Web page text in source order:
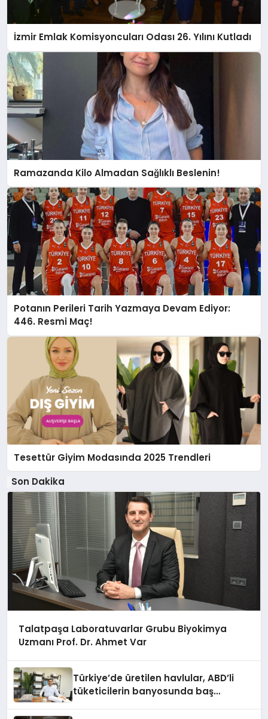
İzmir Emlak Komisyoncuları Odası 26. Yılını Kutladı
Ramazanda Kilo Almadan Sağlıklı Beslenin!
Potanın Perileri Tarih Yazmaya Devam Ediyor:
446. Resmi Maç!
Tesettür Giyim Modasında 2025 Trendleri
Son Dakika
Talatpaşa Laboratuvarlar Grubu Biyokimya
Uzmanı Prof. Dr. Ahmet Var
Türkiye’de üretilen havlular, ABD’li
tüketicilerin banyosunda baş